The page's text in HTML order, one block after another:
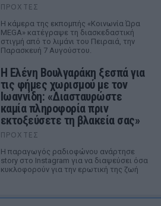
ΠΡΟΧΤΈΣ
Η κάμερα της εκπομπής «Κοινωνία Ώρα
MEGA» κατέγραψε τη διασκεδαστική
στιγμή από το λιμάνι του Πειραιά, την
Παρασκευή 7 Αυγούστου.
Η Ελένη Βουλγαράκη ξεσπά για
τις φήμες χωρισμού με τον
Ιωαννίδη: «Διασταυρώστε
καμία πληροφορία πριν
εκτοξεύσετε τη βλακεία σας»
ΠΡΟΧΤΈΣ
Η παραγωγός ραδιοφώνου ανάρτησε
story στο Instagram για να διαψεύσει όσα
κυκλοφορούν για την ερωτική της ζωή